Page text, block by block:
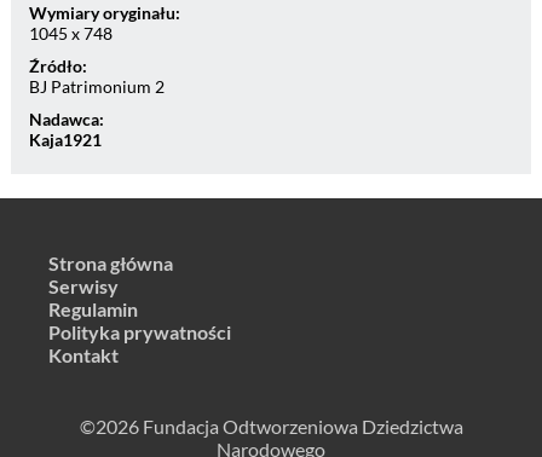
Wymiary oryginału:
1045 x 748
Źródło:
BJ Patrimonium 2
Nadawca:
Kaja1921
Strona główna
Serwisy
Regulamin
Polityka prywatności
Kontakt
©2026 Fundacja Odtworzeniowa Dziedzictwa
Narodowego